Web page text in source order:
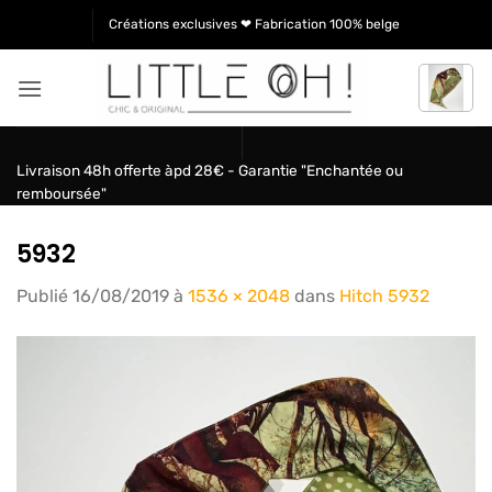
Créations exclusives ❤ Fabrication 100% belge
Livraison 48h offerte àpd 28€ - Garantie "Enchantée ou
remboursée"
5932
Publié 16/08/2019 à 1536 × 2048 dans Hitch 5932